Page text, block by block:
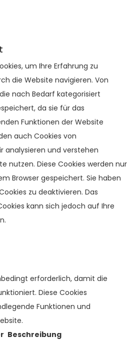
um Ihre Erfahrung zu
die Website navigieren. Von
nach Bedarf kategorisiert
da sie für das
Funktionen der Website
auch Cookies von
analysieren und verstehen
nutzen. Diese Cookies werden nur
Browser gespeichert. Sie haben
zu deaktivieren. Das
kann sich jedoch auf Ihre
erforderlich, damit die
Diese Cookies
Funktionen und
Beschreibung